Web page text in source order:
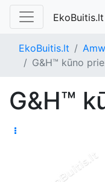
EkoBuitis.lt
G&H™ kūno
G&H™